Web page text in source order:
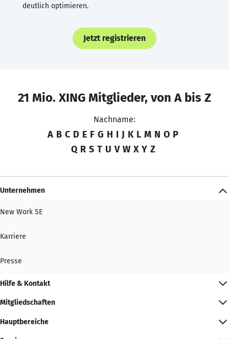
deutlich optimieren.
Jetzt registrieren
21 Mio. XING Mitglieder, von A bis Z
Nachname:
A B C D E F G H I J K L M N O P
Q R S T U V W X Y Z
Unternehmen
New Work SE
Karriere
Presse
Hilfe & Kontakt
Mitgliedschaften
Hauptbereiche